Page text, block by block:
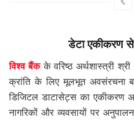
डेटा एकीकरण से
विश्व बैंकके वरिष्ठ अर्थशास्त्री
क्रांति के लिए मूलभूत अवसंरचना
डिजिटल डाटासेट्स का एकीकरण
नागरिकों और व्यवसायों पर